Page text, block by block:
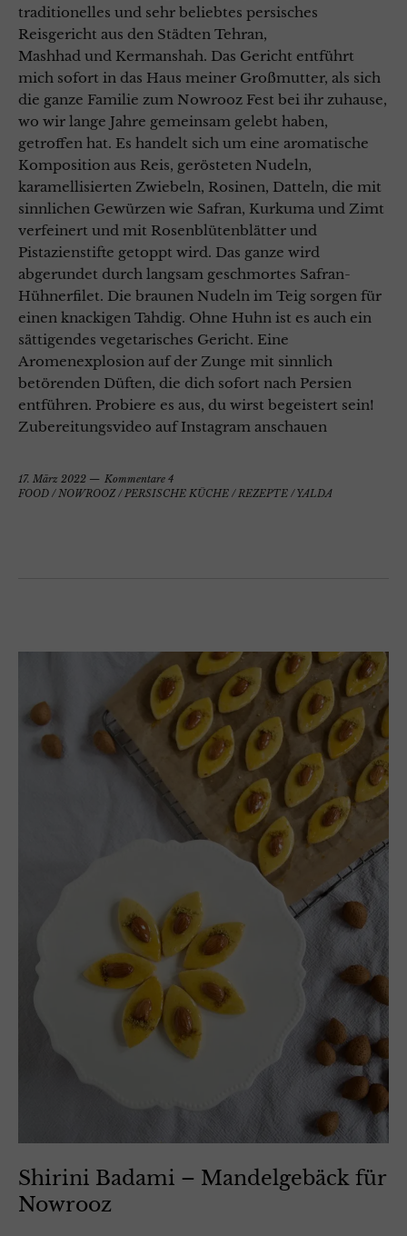
traditionelles und sehr beliebtes persisches
Reisgericht aus den Städten Tehran,
Mashhad und Kermanshah. Das Gericht entführt
mich sofort in das Haus meiner Großmutter, als sich
die ganze Familie zum Nowrooz Fest bei ihr zuhause,
wo wir lange Jahre gemeinsam gelebt haben,
getroffen hat. Es handelt sich um eine aromatische
Komposition aus Reis, gerösteten Nudeln,
karamellisierten Zwiebeln, Rosinen, Datteln, die mit
sinnlichen Gewürzen wie Safran, Kurkuma und Zimt
verfeinert und mit Rosenblütenblätter und
Pistazienstifte getoppt wird. Das ganze wird
abgerundet durch langsam geschmortes Safran-
Hühnerfilet. Die braunen Nudeln im Teig sorgen für
einen knackigen Tahdig. Ohne Huhn ist es auch ein
sättigendes vegetarisches Gericht. Eine
Aromenexplosion auf der Zunge mit sinnlich
betörenden Düften, die dich sofort nach Persien
entführen. Probiere es aus, du wirst begeistert sein!
Zubereitungsvideo auf Instagram anschauen
17. März 2022
Kommentare 4
FOOD /NOWROOZ/PERSISCHE KÜCHE /REZEPTE /YALDA
Shirini Badami – Mandelgebäck für
Nowrooz